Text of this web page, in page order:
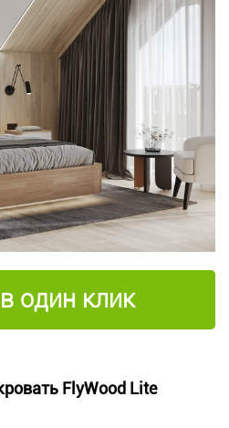
один клик
FlyWood Lite